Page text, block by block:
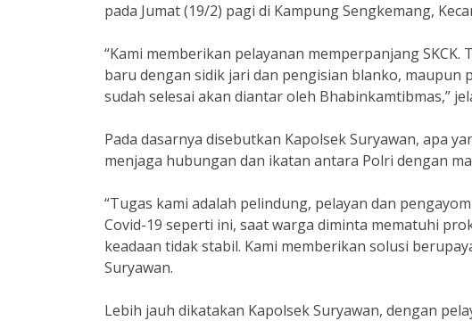
pada Jumat (19/2) pagi di Kampung Sengkemang,
“Kami memberikan pelayanan memperpanjang
baru dengan sidik jari dan pengisian blanko, maupun
sudah selesai akan diantar oleh Bhabinkamtibmas,”
Pada dasarnya disebutkan Kapolsek Suryawan, apa
menjaga hubungan dan ikatan antara Polri dengan
“Tugas kami adalah pelindung, pelayan dan
Covid-19 seperti ini, saat warga diminta mematuhi
keadaan tidak stabil. Kami memberikan solusi
Suryawan.
Lebih jauh dikatakan Kapolsek Suryawan, dengan